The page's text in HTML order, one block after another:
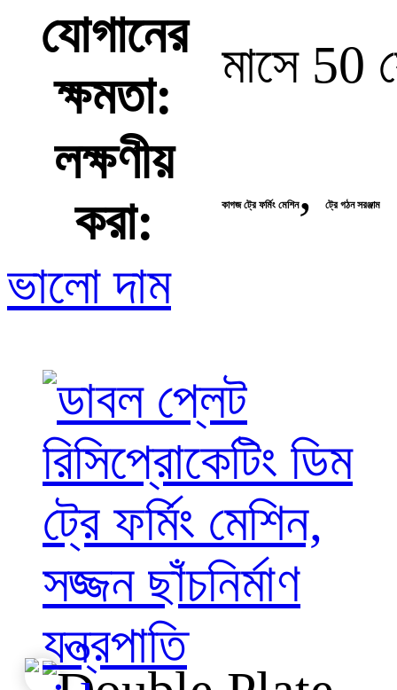
যোগানের
ক্ষমতা:
মাসে 50
লক্ষণীয়
করা:
কাগজ ট্রে ফর্মিং মেশিন, ট্রে গঠন সরঞ্জাম
ভালো দাম